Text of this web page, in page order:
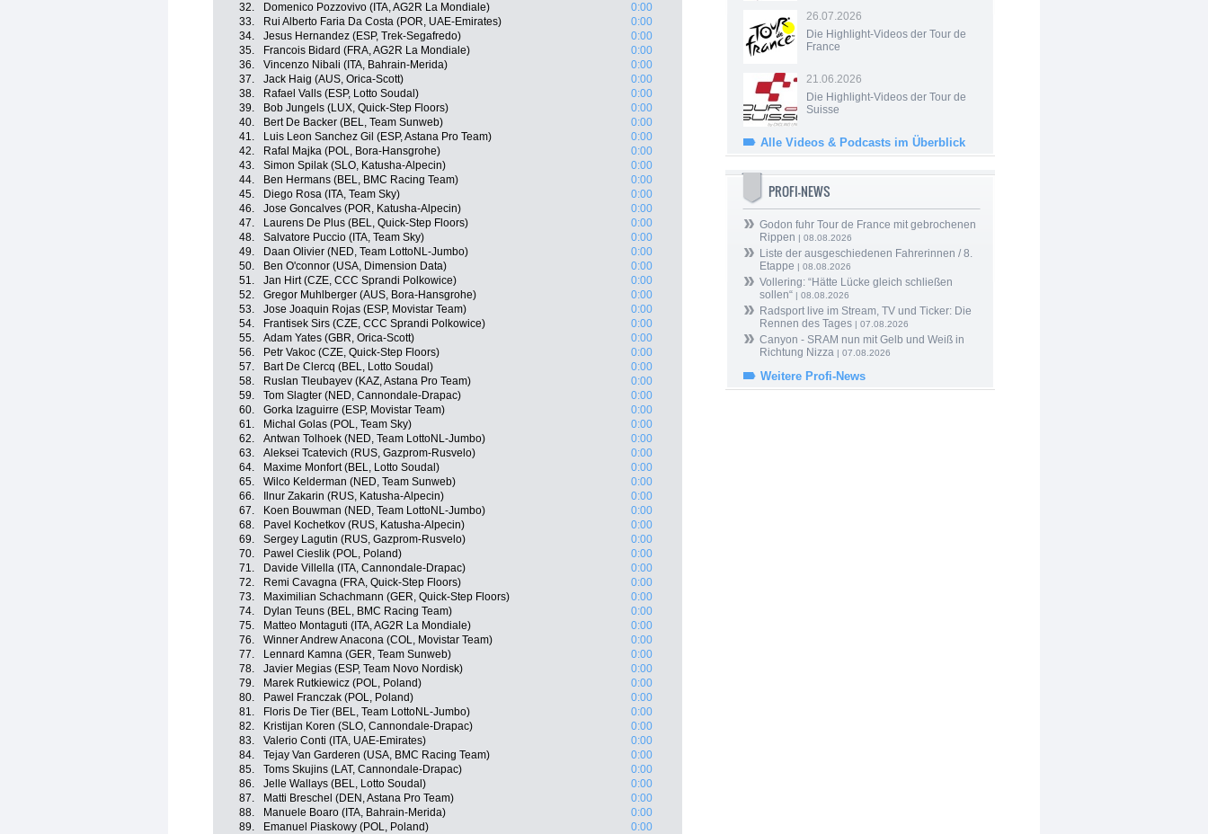
32.
Domenico Pozzovivo (ITA, AG2R La Mondiale)
0:00
33.
Rui Alberto Faria Da Costa (POR, UAE-Emirates)
0:00
34.
Jesus Hernandez (ESP, Trek-Segafredo)
0:00
35.
Francois Bidard (FRA, AG2R La Mondiale)
0:00
36.
Vincenzo Nibali (ITA, Bahrain-Merida)
0:00
37.
Jack Haig (AUS, Orica-Scott)
0:00
38.
Rafael Valls (ESP, Lotto Soudal)
0:00
39.
Bob Jungels (LUX, Quick-Step Floors)
0:00
40.
Bert De Backer (BEL, Team Sunweb)
0:00
41.
Luis Leon Sanchez Gil (ESP, Astana Pro Team)
0:00
42.
Rafal Majka (POL, Bora-Hansgrohe)
0:00
43.
Simon Spilak (SLO, Katusha-Alpecin)
0:00
44.
Ben Hermans (BEL, BMC Racing Team)
0:00
45.
Diego Rosa (ITA, Team Sky)
0:00
46.
Jose Goncalves (POR, Katusha-Alpecin)
0:00
47.
Laurens De Plus (BEL, Quick-Step Floors)
0:00
48.
Salvatore Puccio (ITA, Team Sky)
0:00
49.
Daan Olivier (NED, Team LottoNL-Jumbo)
0:00
50.
Ben O'connor (USA, Dimension Data)
0:00
51.
Jan Hirt (CZE, CCC Sprandi Polkowice)
0:00
52.
Gregor Muhlberger (AUS, Bora-Hansgrohe)
0:00
53.
Jose Joaquin Rojas (ESP, Movistar Team)
0:00
54.
Frantisek Sirs (CZE, CCC Sprandi Polkowice)
0:00
55.
Adam Yates (GBR, Orica-Scott)
0:00
56.
Petr Vakoc (CZE, Quick-Step Floors)
0:00
57.
Bart De Clercq (BEL, Lotto Soudal)
0:00
58.
Ruslan Tleubayev (KAZ, Astana Pro Team)
0:00
59.
Tom Slagter (NED, Cannondale-Drapac)
0:00
60.
Gorka Izaguirre (ESP, Movistar Team)
0:00
61.
Michal Golas (POL, Team Sky)
0:00
62.
Antwan Tolhoek (NED, Team LottoNL-Jumbo)
0:00
63.
Aleksei Tcatevich (RUS, Gazprom-Rusvelo)
0:00
64.
Maxime Monfort (BEL, Lotto Soudal)
0:00
65.
Wilco Kelderman (NED, Team Sunweb)
0:00
66.
Ilnur Zakarin (RUS, Katusha-Alpecin)
0:00
67.
Koen Bouwman (NED, Team LottoNL-Jumbo)
0:00
68.
Pavel Kochetkov (RUS, Katusha-Alpecin)
0:00
69.
Sergey Lagutin (RUS, Gazprom-Rusvelo)
0:00
70.
Pawel Cieslik (POL, Poland)
0:00
71.
Davide Villella (ITA, Cannondale-Drapac)
0:00
72.
Remi Cavagna (FRA, Quick-Step Floors)
0:00
73.
Maximilian Schachmann (GER, Quick-Step Floors)
0:00
74.
Dylan Teuns (BEL, BMC Racing Team)
0:00
75.
Matteo Montaguti (ITA, AG2R La Mondiale)
0:00
76.
Winner Andrew Anacona (COL, Movistar Team)
0:00
77.
Lennard Kamna (GER, Team Sunweb)
0:00
78.
Javier Megias (ESP, Team Novo Nordisk)
0:00
79.
Marek Rutkiewicz (POL, Poland)
0:00
80.
Pawel Franczak (POL, Poland)
0:00
81.
Floris De Tier (BEL, Team LottoNL-Jumbo)
0:00
82.
Kristijan Koren (SLO, Cannondale-Drapac)
0:00
83.
Valerio Conti (ITA, UAE-Emirates)
0:00
84.
Tejay Van Garderen (USA, BMC Racing Team)
0:00
85.
Toms Skujins (LAT, Cannondale-Drapac)
0:00
86.
Jelle Wallays (BEL, Lotto Soudal)
0:00
87.
Matti Breschel (DEN, Astana Pro Team)
0:00
88.
Manuele Boaro (ITA, Bahrain-Merida)
0:00
89.
Emanuel Piaskowy (POL, Poland)
0:00
26.07.2026
Die Highlight-Videos der Tour de
France
21.06.2026
Die Highlight-Videos der Tour de
Suisse
Alle Videos & Podcasts im Überblick
PROFI-NEWS
Godon fuhr Tour de France mit gebrochenen
Rippen | 08.08.2026
Liste der ausgeschiedenen Fahrerinnen / 8.
Etappe | 08.08.2026
Vollering: “Hätte Lücke gleich schließen
sollen“ | 08.08.2026
Radsport live im Stream, TV und Ticker: Die
Rennen des Tages | 07.08.2026
Canyon - SRAM nun mit Gelb und Weiß in
Richtung Nizza | 07.08.2026
Weitere Profi-News